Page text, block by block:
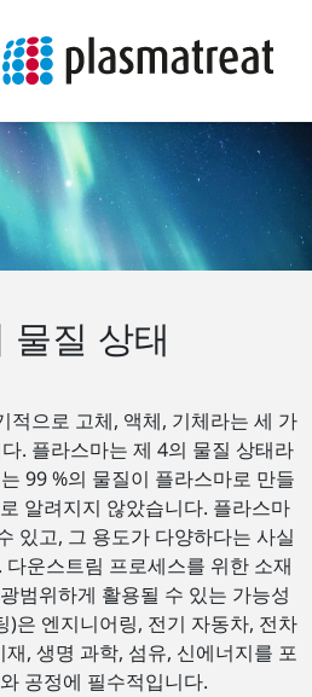
물질 상태
적으로 고체, 액체, 기체라는 세 가
. 플라스마는 제 4의 물질 상태라
99 %의 물질이 플라스마로 만들
알려지지 않았습니다. 플라스마
있고, 그 용도가 다양하다는 사실
운스트림 프로세스를 위한 소재
범위하게 활용될 수 있는 가능성
)은 엔지니어링, 전기 자동차, 전차
, 생명 과학, 섬유, 신에너지를 포
공정에 필수적입니다.